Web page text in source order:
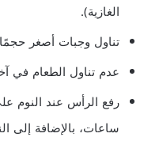
الغازية).
تناول وجبات أصغر
عدم تناول الطعام في
رفع الرأس عند النوم
ساعات، بالإضافة إلى